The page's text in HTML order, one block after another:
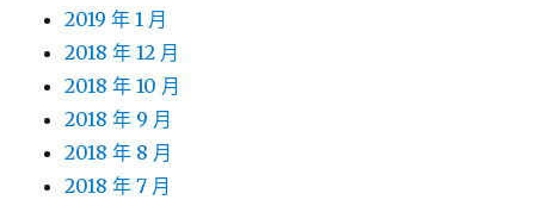
2019 年 1 月
2018 年 12 月
2018 年 10 月
2018 年 9 月
2018 年 8 月
2018 年 7 月